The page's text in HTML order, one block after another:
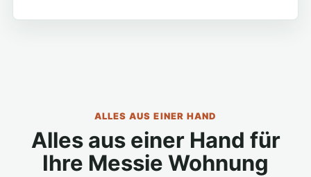
ALLES AUS EINER HAND
Alles aus einer Hand für
Ihre Messie Wohnung